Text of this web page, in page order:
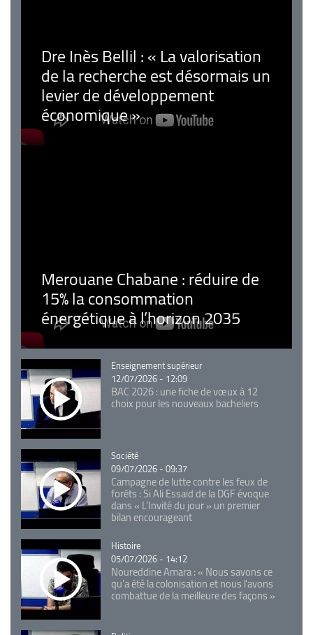
Dre Inès Bellil : « La valorisation
de la recherche est désormais un
levier de développement
économique »
Merouane Chabane : réduire de
15% la consommation
énergétique à l’horizon 2035
Catégorie
Enseignement supérieur
12/07/2026 - 12:09
BAC 2026 : une fiche de vœux à 12
choix pour les nouveaux bacheliers
Catégorie
Société
09/07/2026 - 09:37
Campagne de lutte contre les feux de
forêts : Si Ali Essaid de la DGF évoque
dans « L'Invité du jour » un premier
bilan encourageant
Catégorie
Histoire
05/07/2026 - 14:12
Noureddine Amara : « Nous savons ce
qu’a été la colonisation et nous l’avons
combattue de la meilleure des façons »